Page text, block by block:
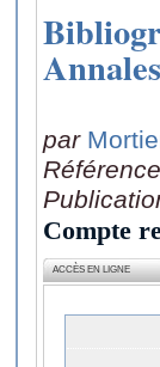
par
Référence
Compte
ACCÈS EN LIGNE